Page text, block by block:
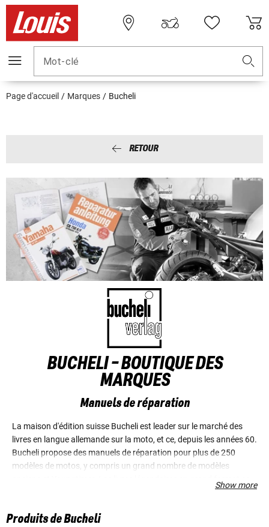
Mot-clé
Page d'accueil Marques Bucheli
RETOUR
BUCHELI - BOUTIQUE DES
MARQUES
Manuels de réparation
La maison d'édition suisse Bucheli est leader sur le marché des
livres en langue allemande sur la moto, et ce, depuis les années 60.
Bucheli propose des manuels de réparation pour plus de 250
modèles de motos, y compris un grand nombre de modèles
distinguent par des explications aisément compréhensibles, des
nombreuses illustrations. Les chiffres parlent d'eux-mêmes : plus
Show more
Produits de Bucheli